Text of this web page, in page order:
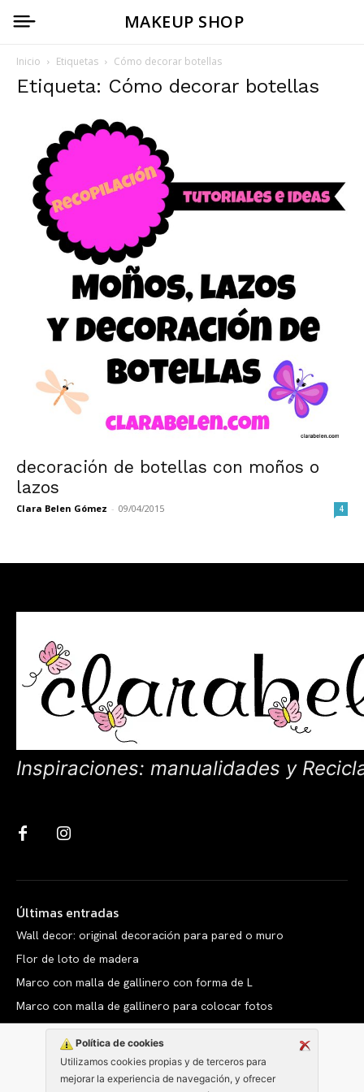
Política de cookies
Utilizamos cookies propias y de terceros para
mejorar la experiencia de navegación, y ofrecer
MAKEUP SHOP
Inicio Etiquetas Cómo decorar botellas
Etiqueta: Cómo decorar botellas
decoración de botellas con moños o
lazos
Clara Belen Gómez - 09/04/2015 4
Inspiraciones: manualidades y
Últimas entradas
Wall decor: original decoración para pared o muro
Flor de loto de madera
Marco con malla de gallinero con forma de L
Marco con malla de gallinero para colocar fotos